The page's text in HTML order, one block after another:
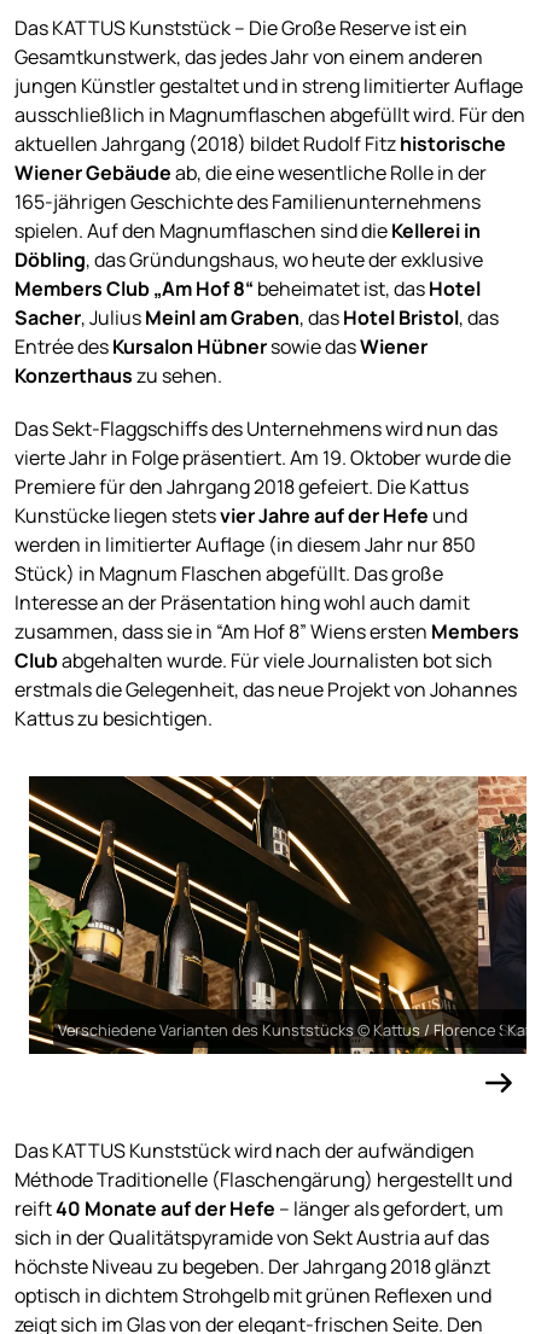
Das KATTUS Kunststück – Die Große Reserve ist ein
Gesamtkunstwerk, das jedes Jahr von einem anderen
jungen Künstler gestaltet und in streng limitierter Auflage
ausschließlich in Magnumflaschen abgefüllt wird. Für den
aktuellen Jahrgang (2018) bildet Rudolf Fitzhistorische
Wiener Gebäudeab, die eine wesentliche Rolle in der
165-jährigen Geschichte des Familienunternehmens
spielen. Auf den Magnumflaschen sind dieKellerei in
Döbling, das Gründungshaus, wo heute der exklusive
Members Club „Am Hof 8“ beheimatet ist, dasHotel
Sacher, JuliusMeinl am Graben, dasHotelBristol, das
Entrée desKursalon Hübnersowie dasWiener
Konzerthauszu sehen.
Das Sekt-Flaggschiffs des Unternehmens wird nun das
vierte Jahr in Folge präsentiert. Am 19. Oktober wurde die
Premiere für den Jahrgang 2018 gefeiert. Die Kattus
Kunstücke liegen stetsvier Jahre auf der Hefe und
werden in limitierter Auflage (in diesem Jahr nur 850
Stück) in Magnum Flaschen abgefüllt. Das große
Interesse an der Präsentation hing wohl auch damit
zusammen, dass sie in “Am Hof 8” Wiens ersten Members
Clubabgehalten wurde. Für viele Journalisten bot sich
erstmals die Gelegenheit, das neue Projekt von Johannes
Kattus zu besichtigen.
Verschiedene Varianten des Kunststücks © Kattus / Florence
Das KATTUS Kunststück wird nach der aufwändigen
Méthode Traditionelle (Flaschengärung) hergestellt und
reift40 Monate auf der Hefe – länger als gefordert, um
sich in der Qualitätspyramide von Sekt Austria auf das
höchste Niveau zu begeben. Der Jahrgang 2018 glänzt
optisch in dichtem Strohgelb mit grünen Reflexen und
zeigt sich im Glas von der elegant-frischen Seite. Den